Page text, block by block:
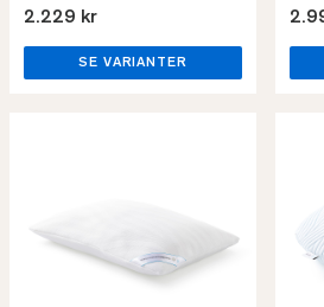
2.229 kr
SE VARIANTER